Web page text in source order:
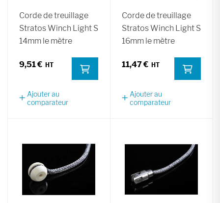
Corde de treuillage
Stratos Winch Light S
14mm le mètre
9,51 €
Ajouter au
comparateur
Corde de treuillage
Stratos Winch Light S
16mm le mètre
11,47 €
Ajouter au
comparateur